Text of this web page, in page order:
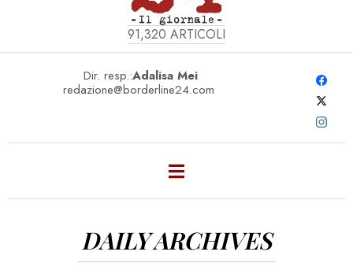
91,320 ARTICOLI
Dir. resp.:Adalisa Mei
redazione@borderline24.com
DAILY ARCHIVES